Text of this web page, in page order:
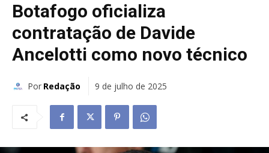
Botafogo oficializa
contratação de Davide
Ancelotti como novo técnico
Por Redação 9 de julho de 2025